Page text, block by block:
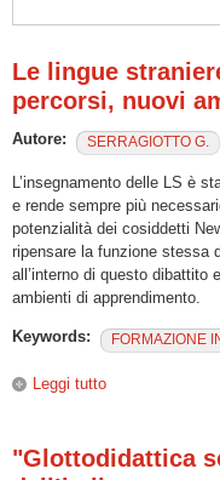
Le lingue
percorsi, nuovi
Autore: SERRAGIOTTO G.
L’insegnamento delle LS è
e rende sempre più
potenzialità dei cosiddetti
ripensare la funzione stessa
all’interno di questo dibattito
ambienti di apprendimento.
Keywords: FORMAZIONE
Leggi tutto
"Glottodidattica